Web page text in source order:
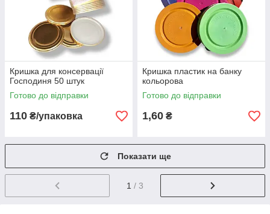
Кришка для консервації
Господиня 50 штук
Готово до відправки
110 ₴/упаковка
Кришка пластик на банку
кольорова
Готово до відправки
1,60 ₴
Показати ще
1 / 3